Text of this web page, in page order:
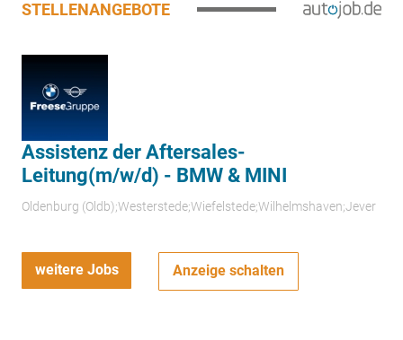
STELLENANGEBOTE
Assistenz der Aftersales-
Leitung(m/w/d) - BMW & MINI
Oldenburg (Oldb);Westerstede;Wiefelstede;Wilhelmshaven;Jever
weitere Jobs Anzeige schalten